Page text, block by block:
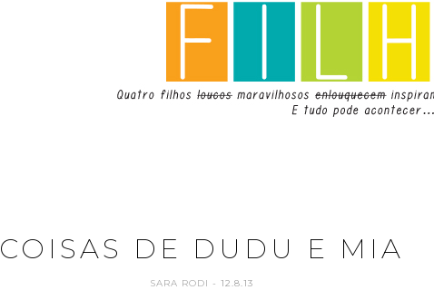
COISAS DE DUDU E MIA
SARA RODI - 12.8.13